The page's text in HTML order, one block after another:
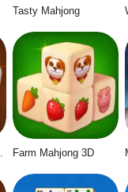
Tasty Mahjong
Farm Mahjong 3D